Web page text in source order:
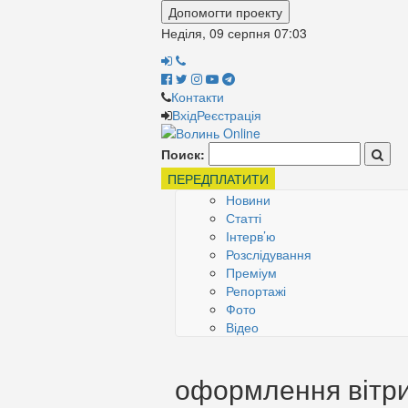
Допомогти проекту
Неділя, 09 серпня 07:03
Контакти
ВхідРеєстрація
Поиск:
ПЕРЕДПЛАТИТИ
Новини
Статті
Інтерв’ю
Розслідування
Преміум
Репортажі
Фото
Відео
оформлення